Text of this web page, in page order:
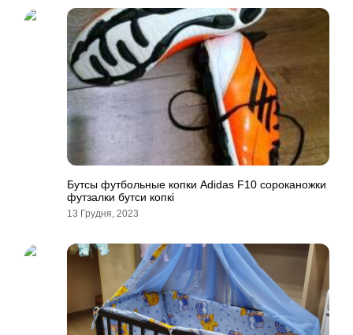
Бутсы футбольные копки Adidas F10 сороканожки
футзалки бутси копкi
13 Грудня, 2023